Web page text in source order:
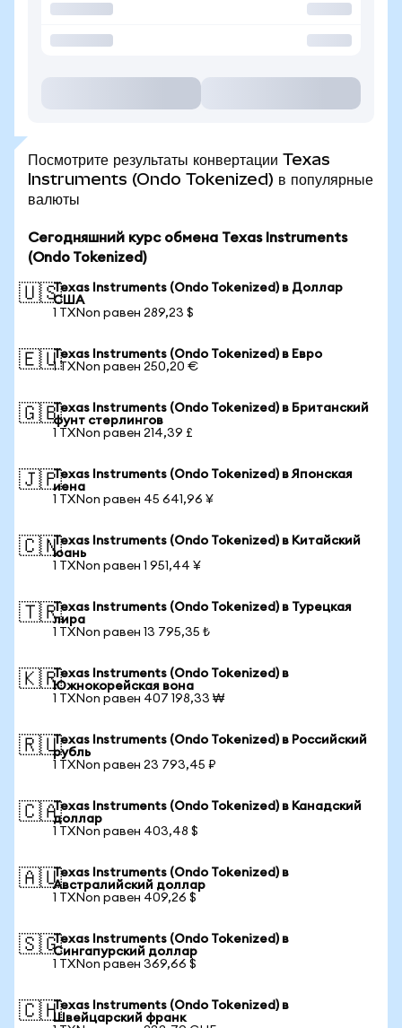
Посмотрите результаты конвертации Texas
Instruments (Ondo Tokenized) в популярные
валюты
Сегодняшний курс обмена Texas Instruments
(Ondo Tokenized)
🇺🇸Texas Instruments (Ondo Tokenized) в Доллар
США
1 TXNon равен 289,23 $
🇪🇺Texas Instruments (Ondo Tokenized) в Евро
1 TXNon равен 250,20 €
🇬🇧Texas Instruments (Ondo Tokenized) в Британский
фунт стерлингов
1 TXNon равен 214,39 £
🇯🇵Texas Instruments (Ondo Tokenized) в Японская
иена
1 TXNon равен 45 641,96 ¥
🇨🇳Texas Instruments (Ondo Tokenized) в Китайский
юань
1 TXNon равен 1 951,44 ¥
🇹🇷Texas Instruments (Ondo Tokenized) в Турецкая
лира
1 TXNon равен 13 795,35 ₺
🇰🇷Texas Instruments (Ondo Tokenized) в
Южнокорейская вона
1 TXNon равен 407 198,33 ₩
🇷🇺Texas Instruments (Ondo Tokenized) в Российский
рубль
1 TXNon равен 23 793,45 ₽
🇨🇦Texas Instruments (Ondo Tokenized) в Канадский
доллар
1 TXNon равен 403,48 $
🇦🇺Texas Instruments (Ondo Tokenized) в
Австралийский доллар
1 TXNon равен 409,26 $
🇸🇬Texas Instruments (Ondo Tokenized) в
Сингапурский доллар
1 TXNon равен 369,66 $
🇨🇭Texas Instruments (Ondo Tokenized) в
Швейцарский франк